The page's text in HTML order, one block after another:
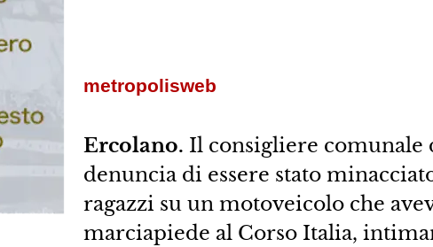
metropolisweb
Ercolano. Il consigliere comunale
denuncia di essere stato
ragazzi su un motoveicolo che
marciapiede al Corso Italia,